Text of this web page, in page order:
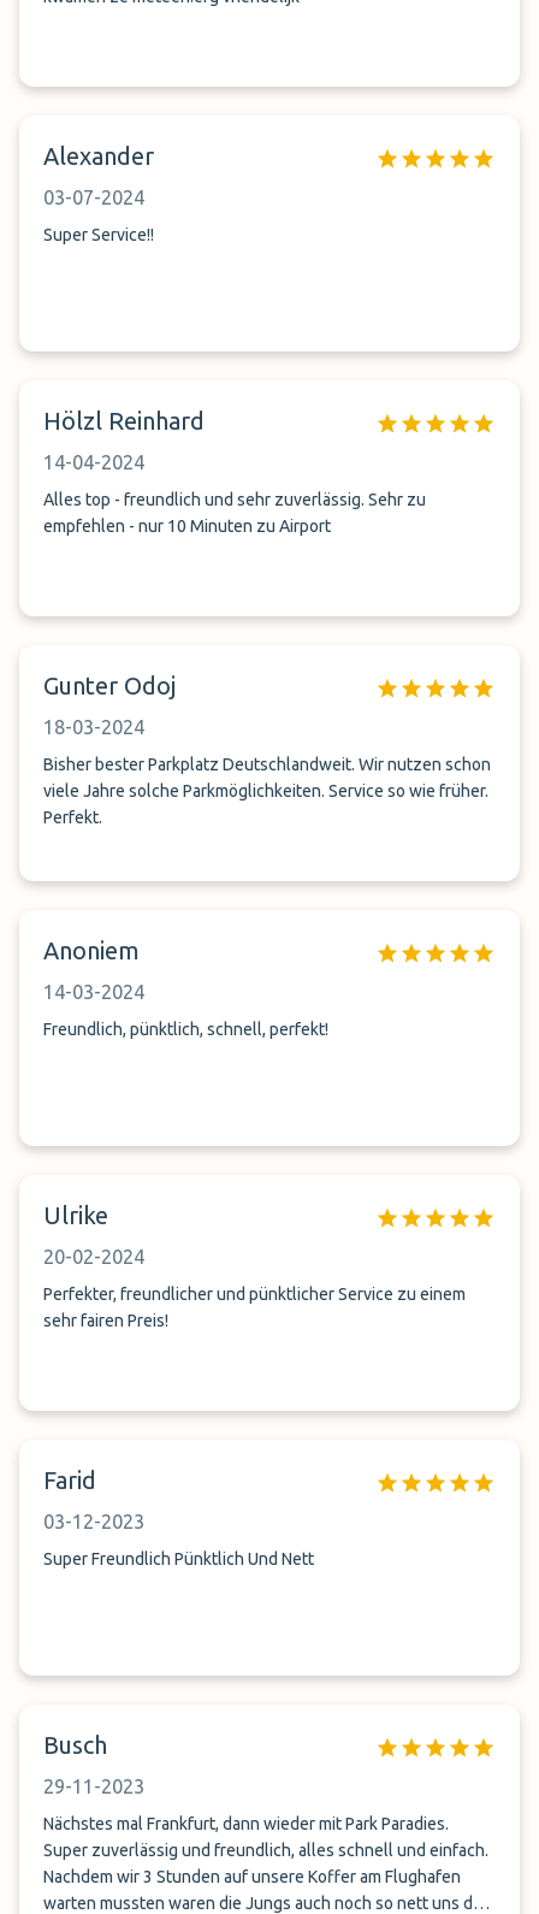
Alexander
03-07-2024
Super Service!!
Hölzl Reinhard
14-04-2024
Alles top - freundlich und sehr zuverlässig. Sehr zu
empfehlen - nur 10 Minuten zu Airport
Gunter Odoj
18-03-2024
Bisher bester Parkplatz Deutschlandweit. Wir nutzen schon
viele Jahre solche Parkmöglichkeiten. Service so wie früher.
Perfekt.
Anoniem
14-03-2024
Freundlich, pünktlich, schnell, perfekt!
Ulrike
20-02-2024
Perfekter, freundlicher und pünktlicher Service zu einem
sehr fairen Preis!
Farid
03-12-2023
Super Freundlich Pünktlich Und Nett
Busch
29-11-2023
Nächstes mal Frankfurt, dann wieder mit Park Paradies.
Super zuverlässig und freundlich, alles schnell und einfach.
Nachdem wir 3 Stunden auf unsere Koffer am Flughafen
warten mussten waren die Jungs auch noch so nett uns den